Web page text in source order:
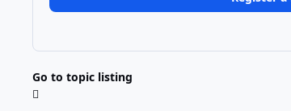
Go to topic listing